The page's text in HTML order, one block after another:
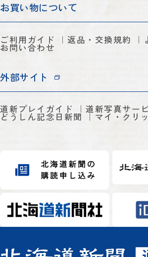
お買い物について
ご利用ガイド 返品・交換規約
お問い合わせ
外部サイト
道新プレイガイド 道新写真サー
どうしん記念日新聞 マイ・クリ